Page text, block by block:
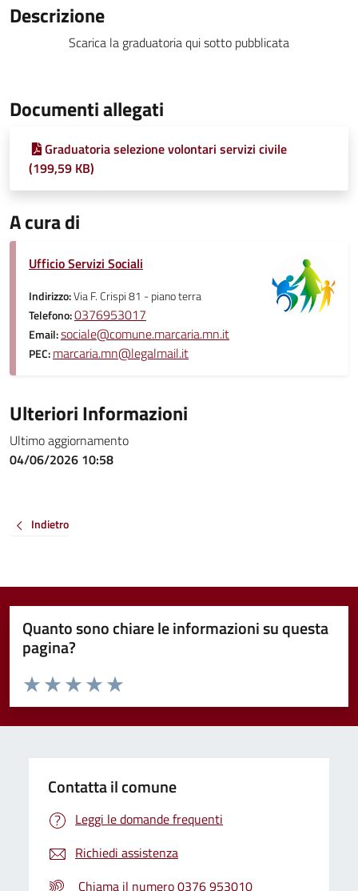
Descrizione
Scarica la graduatoria qui sotto pubblicata
Documenti allegati
Graduatoria selezione volontari servizi civile
(199,59 KB)
A cura di
Ufficio Servizi Sociali
Indirizzo:Via F. Crispi 81 - piano terra
Telefono:0376953017
Email:sociale@comune.marcaria.mn.it
PEC:marcaria.mn@legalmail.it
Ulteriori Informazioni
Ultimo aggiornamento
04/06/2026 10:58
Indietro
Quanto sono chiare le informazioni su questa
pagina?
Valuta da 1 a 5 stelle la pagina
Valuta 5 stelle su 5
Valuta 4 stelle su 5
Valuta 3 stelle su 5
Valuta 2 stelle su 5
Valuta 1 stelle su 5
Contatta il comune
Leggi le domande frequenti
Richiedi assistenza
Chiama il numero 0376 953010